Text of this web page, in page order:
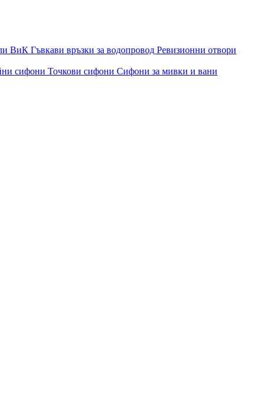
ВиК Гъвкави връзки за водопровод Ревизионни отвори
сифони Точкови сифони Сифони за мивки и вани